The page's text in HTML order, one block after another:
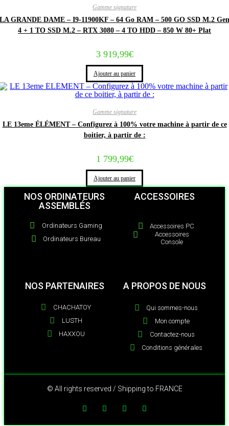
Gamme signature
LA GRANDE DAME – I9-11900KF – 64 Go RAM – 500 GO SSD M.2 Gen
4 + 1 TO SSD M.2 – RTX 3080 – 4 TO HDD – 850 W 80+ Plat
3 919,99€
Ajouter au panier
Gamme signature
LE 13eme ÉLÉMENT – Configurez à 100% votre machine à partir de ce
boitier, à partir de :
1 799,99€
Ajouter au panier
NOS ORDINATEURS
ASSEMBLÉS
Ordinateurs Gaming
Ordinateurs Bureau
ACCESSOIRES
Accessoires PC
Accessoires
Console
NOS PARTENAIRES
CHACHATOY
LUSTH
HAXXOU
A PROPOS DE NOUS
Qui sommes-nous
Mon compte
Contactez-nous
Conditions générales
© All rights reserved / Shipping to FRANCE